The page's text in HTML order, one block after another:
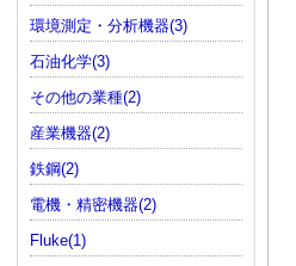
環境測定・分析機器(3)
石油化学(3)
その他の業種(2)
産業機器(2)
鉄鋼(2)
電機・精密機器(2)
Fluke(1)